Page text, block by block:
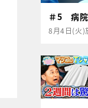
スキボタン
＃5 病院
8月4日(火)